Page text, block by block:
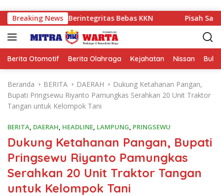
Breaking News
Sekolah Berintegritas Bebas KKN Pisah Sambut
Berita Otomotif Berita Olahraga Kejahatan Nissan
Beranda BERITA DAERAH
Dukung Ketahanan Pangan,
Bupati Pringsewu Riyanto Pamungkas Serahkan 20 Unit Traktor
Tangan untuk Kelompok Tani
BERITA, DAERAH, HEADLINE, LAMPUNG, PRINGSEWU
Dukung Ketahanan Pangan, Bupati
Pringsewu Riyanto Pamungkas
Serahkan 20 Unit Traktor Tangan
untuk Kelompok Tani